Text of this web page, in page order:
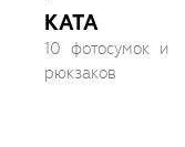
KATA
10 фотосумок и
рюкзаков